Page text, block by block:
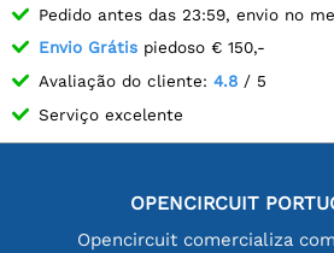
Pedido antes das 23:59, envio no
Envio Grátis piedoso € 150,-
Avaliação do cliente: 4.8 / 5
Serviço excelente
OPENCIRCUIT
Opencircuit comercializa